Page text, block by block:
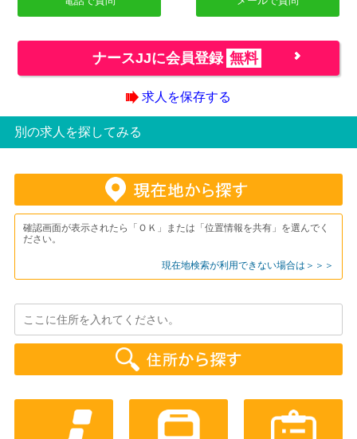
ナースJJに会員登録 無料
求人を保存する
別の求人を探してみる
確認画面が表示されたら「ＯＫ」または「位置情報を共有」を選んでく
ださい。
現在地検索が利用できない場合は＞＞＞